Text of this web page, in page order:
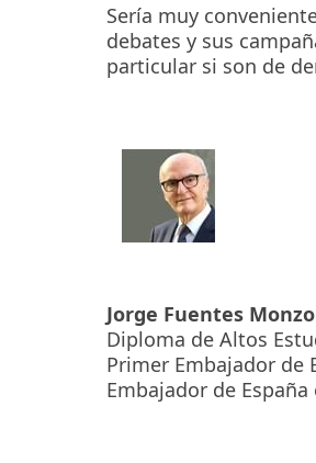
Sería muy
debates y sus
particular si son de
Jorge Fuentes
Diploma de Altos
Primer Embajador de
Embajador de